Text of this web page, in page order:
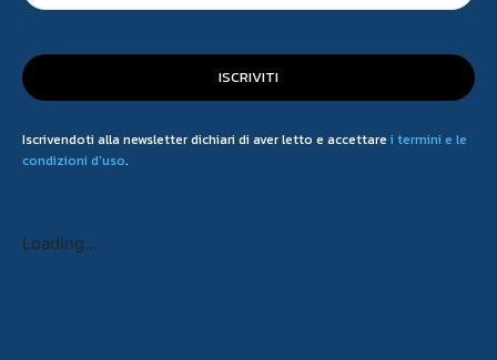
ISCRIVITI
Iscrivendoti alla newsletter dichiari di aver letto e accettare i termini e le
condizioni d'uso.
Loading...